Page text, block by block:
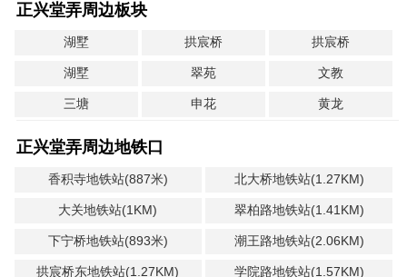
正兴堂弄周边板块
湖墅 拱宸桥 拱宸桥
湖墅 翠苑 文教
三塘 申花 黄龙
正兴堂弄周边地铁口
香积寺地铁站(887米) 北大桥地铁站(1.27KM)
大关地铁站(1KM) 翠柏路地铁站(1.41KM)
下宁桥地铁站(893米) 潮王路地铁站(2.06KM)
拱宸桥东地铁站(1.27KM) 学院路地铁站(1.57KM)